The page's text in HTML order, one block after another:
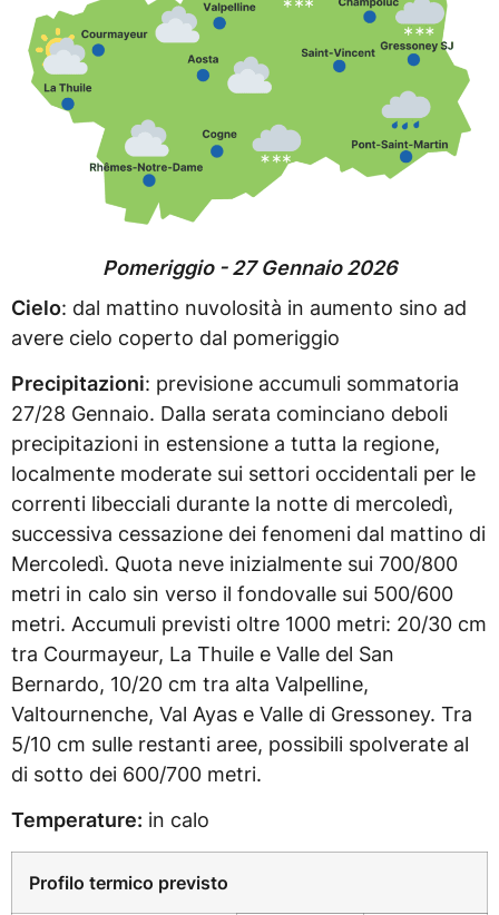
Pomeriggio - 27 Gennaio 2026
Cielo: dal mattino nuvolosità in aumento sino ad
avere cielo coperto dal pomeriggio
Precipitazioni: previsione accumuli sommatoria
27/28 Gennaio. Dalla serata cominciano deboli
precipitazioni in estensione a tutta la regione,
localmente moderate sui settori occidentali per le
correnti libecciali durante la notte di mercoledì,
successiva cessazione dei fenomeni dal mattino di
Mercoledì. Quota neve inizialmente sui 700/800
metri in calo sin verso il fondovalle sui 500/600
metri. Accumuli previsti oltre 1000 metri: 20/30 cm
tra Courmayeur, La Thuile e Valle del San
Bernardo, 10/20 cm tra alta Valpelline,
Valtournenche, Val Ayas e Valle di Gressoney. Tra
5/10 cm sulle restanti aree, possibili spolverate al
di sotto dei 600/700 metri.
Temperature: in calo
Profilo termico previsto